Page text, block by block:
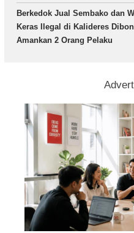
Berkedok Jual Sembako dan
Keras Ilegal di Kalideres
Amankan 2 Orang Pelaku